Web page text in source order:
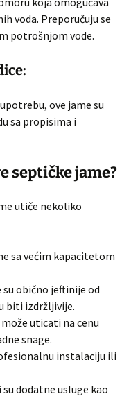
voda. Preporučuju se
potrošnjom vode.
ove jame su
sa propisima i
septičke jame?
utiče nekoliko
sa većim kapacitetom
obično jeftinije od
biti izdržljivije.
uticati na cenu
snage.
instalaciju ili
dodatne usluge kao